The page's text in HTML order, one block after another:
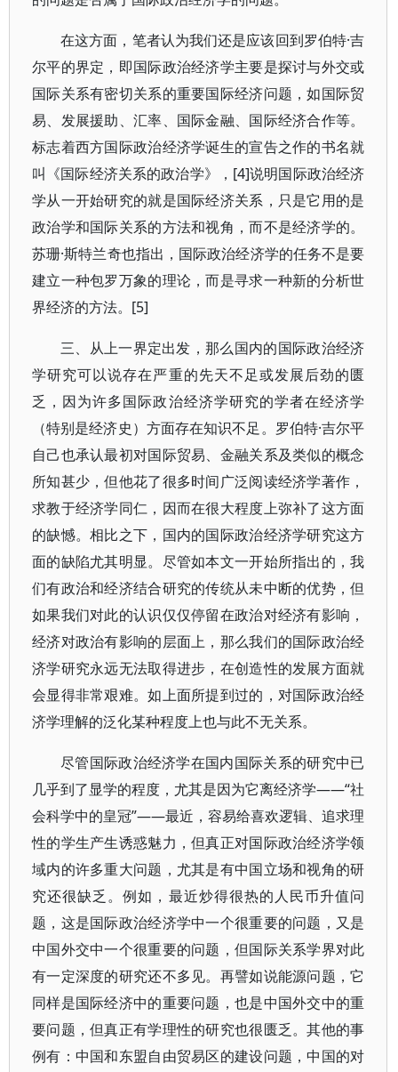
在这方面，笔者认为我们还是应该回到罗伯特·吉
尔平的界定，即国际政治经济学主要是探讨与外交或
国际关系有密切关系的重要国际经济问题，如国际贸
易、发展援助、汇率、国际金融、国际经济合作等。
标志着西方国际政治经济学诞生的宣告之作的书名就
叫《国际经济关系的政治学》，[4]说明国际政治经济
学从一开始研究的就是国际经济关系，只是它用的是
政治学和国际关系的方法和视角，而不是经济学的。
苏珊·斯特兰奇也指出，国际政治经济学的任务不是要
建立一种包罗万象的理论，而是寻求一种新的分析世
界经济的方法。[5]
三、从上一界定出发，那么国内的国际政治经济
学研究可以说存在严重的先天不足或发展后劲的匮
乏，因为许多国际政治经济学研究的学者在经济学
（特别是经济史）方面存在知识不足。罗伯特·吉尔平
自己也承认最初对国际贸易、金融关系及类似的概念
所知甚少，但他花了很多时间广泛阅读经济学著作，
求教于经济学同仁，因而在很大程度上弥补了这方面
的缺憾。相比之下，国内的国际政治经济学研究这方
面的缺陷尤其明显。尽管如本文一开始所指出的，我
们有政治和经济结合研究的传统从未中断的优势，但
如果我们对此的认识仅仅停留在政治对经济有影响，
经济对政治有影响的层面上，那么我们的国际政治经
济学研究永远无法取得进步，在创造性的发展方面就
会显得非常艰难。如上面所提到过的，对国际政治经
济学理解的泛化某种程度上也与此不无关系。
尽管国际政治经济学在国内国际关系的研究中已
几乎到了显学的程度，尤其是因为它离经济学——“社
会科学中的皇冠”——最近，容易给喜欢逻辑、追求理
性的学生产生诱惑魅力，但真正对国际政治经济学领
域内的许多重大问题，尤其是有中国立场和视角的研
究还很缺乏。例如，最近炒得很热的人民币升值问
题，这是国际政治经济学中一个很重要的问题，又是
中国外交中一个很重要的问题，但国际关系学界对此
有一定深度的研究还不多见。再譬如说能源问题，它
同样是国际经济中的重要问题，也是中国外交中的重
要问题，但真正有学理性的研究也很匮乏。其他的事
例有：中国和东盟自由贸易区的建设问题，中国的对